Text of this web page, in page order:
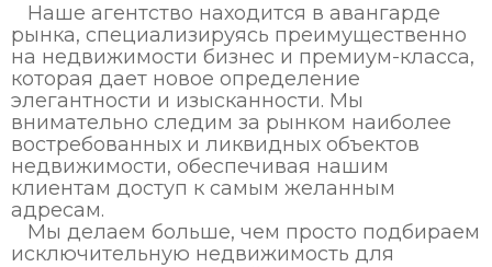
Наше агентство находится в авангарде
рынка, специализируясь преимущественно
на недвижимости бизнес и премиум-класса,
которая дает новое определение
элегантности и изысканности. Мы
внимательно следим за рынком наиболее
востребованных и ликвидных объектов
недвижимости, обеспечивая нашим
клиентам доступ к самым желанным
адресам.
Мы делаем больше, чем просто подбираем
исключительную недвижимость для